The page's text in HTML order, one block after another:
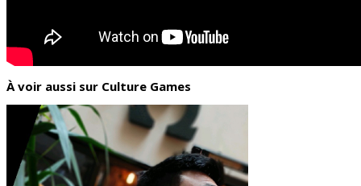
À voir aussi sur Culture Games